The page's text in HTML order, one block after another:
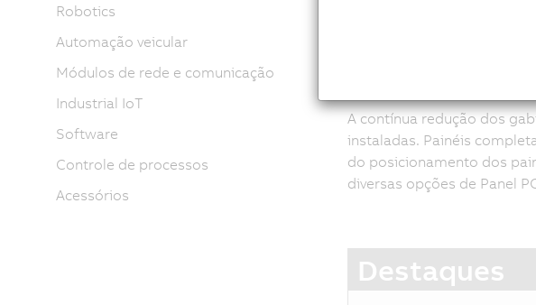
Sistemas
A contínua redução dos
instaladas. Painéis
do posicionamento dos
diversas opções de Panel
Destaques
Robotics
Automação veicular
Módulos de rede e comunicação
Industrial IoT
Software
Controle de processos
Acessórios